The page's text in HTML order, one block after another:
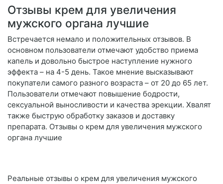
Отзывы крем для увеличения
мужского органа лучшие
Встречается немало и положительных отзывов. В
основном пользователи отмечают удобство приема
капель и довольно быстрое наступление нужного
эффекта – на 4-5 день. Такое мнение высказывают
покупатели самого разного возраста – от 20 до 65 лет.
Пользователи отмечают повышение бодрости,
сексуальной выносливости и качества эрекции. Хвалят
также быструю обработку заказов и доставку
препарата. Отзывы о крем для увеличения мужского
органа лучшие
Реальные отзывы о крем для увеличения мужского